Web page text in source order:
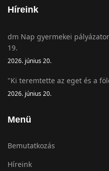
Híreink
dm Nap gyermekei
19.
2026. június 20.
"Ki teremtette az eget és a
2026. június 20.
Menü
Bemutatkozás
Híreink